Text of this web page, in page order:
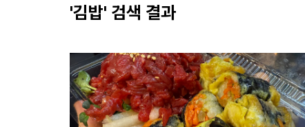
'김밥' 검색 결과